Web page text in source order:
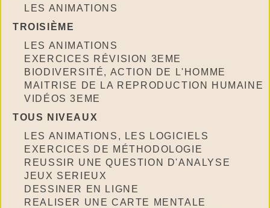
LES ANIMATIONS
TROISIÈME
LES ANIMATIONS
EXERCICES RÉVISION 3EME
BIODIVERSITÉ, ACTION DE L'HOMME
MAITRISE DE LA REPRODUCTION HUMAINE
VIDÉOS 3EME
TOUS NIVEAUX
LES ANIMATIONS, LES LOGICIELS
EXERCICES DE MÉTHODOLOGIE
REUSSIR UNE QUESTION D'ANALYSE
JEUX SERIEUX
DESSINER EN LIGNE
REALISER UNE CARTE MENTALE